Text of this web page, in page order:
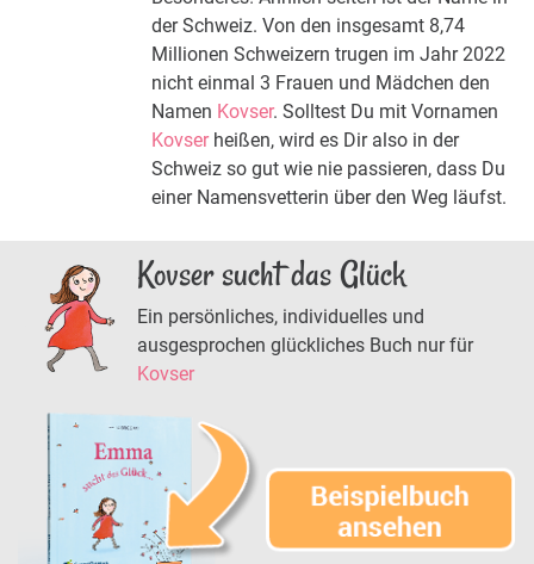
der Schweiz. Von den insgesamt 8,74
Millionen Schweizern trugen im Jahr 2022
nicht einmal 3 Frauen und Mädchen den
Namen Kovser. Solltest Du mit Vornamen
Kovserheißen, wird es Dir also in der
Schweiz so gut wie nie passieren, dass Du
einer Namensvetterin über den Weg läufst.
Kovser sucht das Glück
Ein persönliches, individuelles und
ausgesprochen glückliches Buch nur für
Kovser